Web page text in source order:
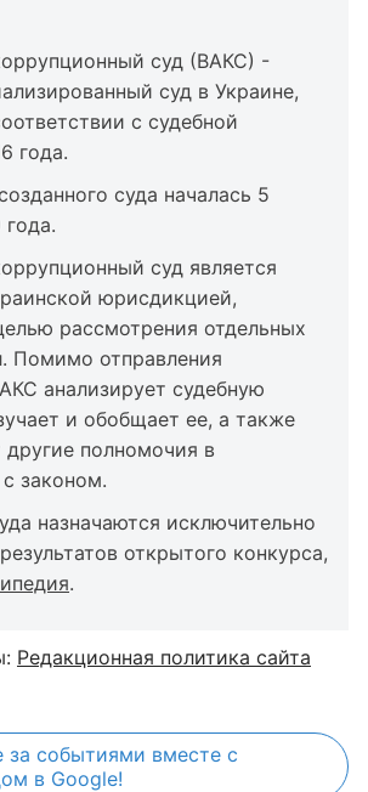
суд (ВАКС) -
суд в Украине,
с судебной
года.
суда началась 5
года.
суд является
юрисдикцией,
рассмотрения отдельных
Помимо отправления
анализирует судебную
и обобщает ее, а также
полномочия в
законом.
назначаются исключительно
открытого конкурса,
.
Редакционная политика сайта
за событиями вместе с
в Google!